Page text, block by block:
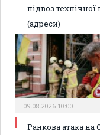
підвоз технічної
(адреси)
09.08.2026 10:00
Ранкова атака на